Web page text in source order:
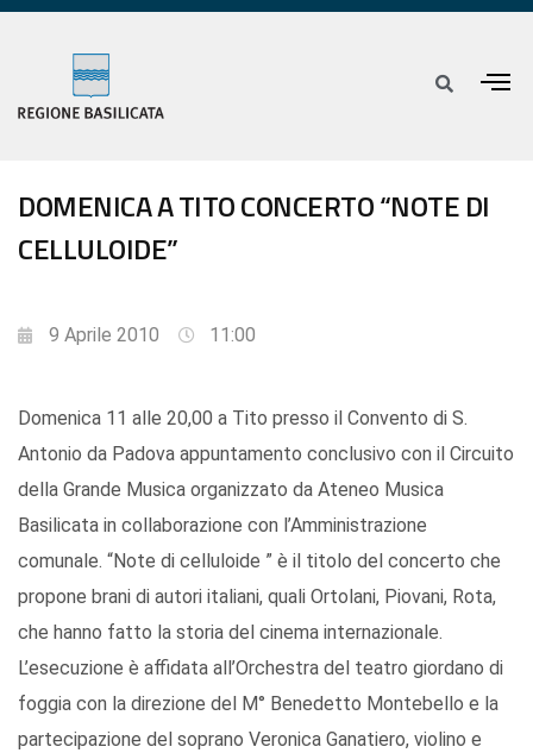
DOMENICA A TITO CONCERTO “NOTE DI
CELLULOIDE”
9 Aprile 2010 11:00
Domenica 11 alle 20,00 a Tito presso il Convento di S.
Antonio da Padova appuntamento conclusivo con il Circuito
della Grande Musica organizzato da Ateneo Musica
Basilicata in collaborazione con l’Amministrazione
comunale. “Note di celluloide ” è il titolo del concerto che
propone brani di autori italiani, quali Ortolani, Piovani, Rota,
che hanno fatto la storia del cinema internazionale.
L’esecuzione è affidata all’Orchestra del teatro giordano di
foggia con la direzione del M° Benedetto Montebello e la
partecipazione del soprano Veronica Ganatiero, violino e